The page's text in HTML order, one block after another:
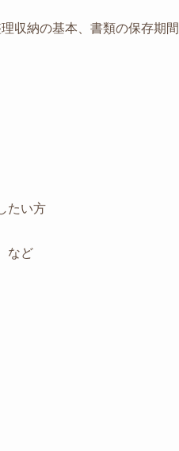
収納の基本、書類の保存期
たい方
など